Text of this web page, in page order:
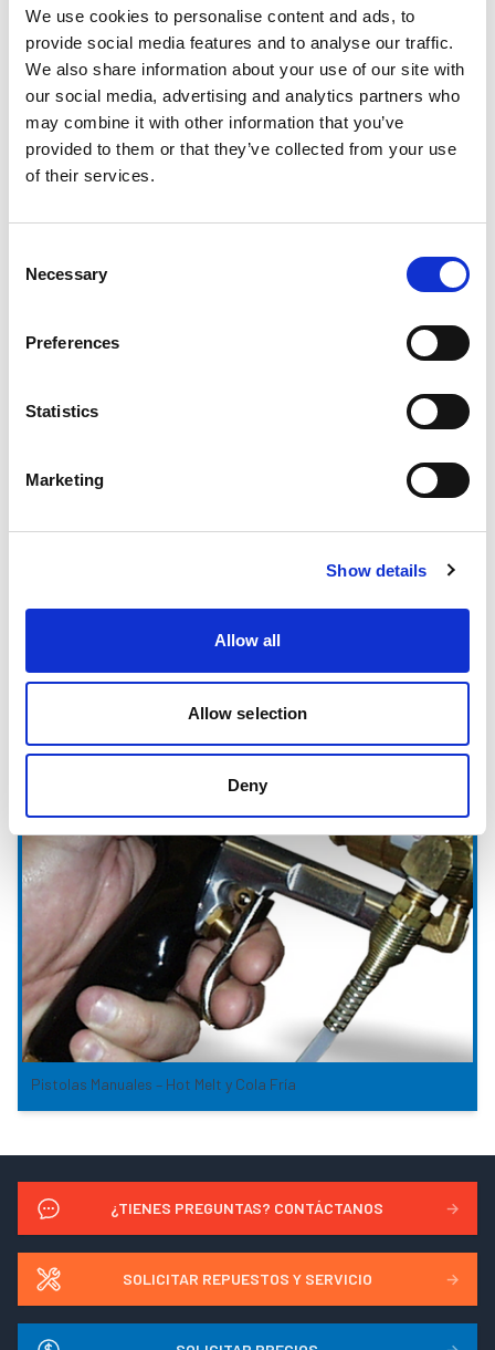
We use cookies to personalise content and ads, to
provide social media features and to analyse our traffic.
We also share information about your use of our site with
our social media, advertising and analytics partners who
may combine it with other information that you’ve
provided to them or that they’ve collected from your use
of their services.
Selection
Necessary
Preferences
Statistics
Marketing
Show details
Allow all
Allow selection
Deny
Máquinas de Recubrimiento Hot Melt
Controladores de Disparos y Electrónica
Pistolas Manuales – Hot Melt y Cola Fría
¿TIENES PREGUNTAS? CONTÁCTANOS →
SOLICITAR REPUESTOS Y SERVICIO →